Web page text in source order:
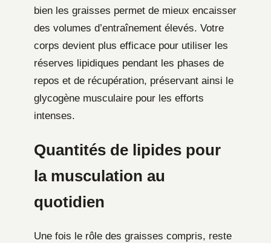
bien les graisses permet de mieux encaisser
des volumes d’entraînement élevés. Votre
corps devient plus efficace pour utiliser les
réserves lipidiques pendant les phases de
repos et de récupération, préservant ainsi le
glycogène musculaire pour les efforts
intenses.
Quantités de lipides pour
la musculation au
quotidien
Une fois le rôle des graisses compris, reste